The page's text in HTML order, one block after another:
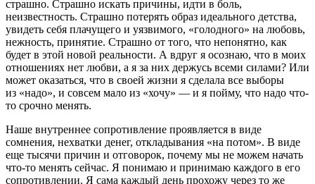
страшно. Страшно искать причины, идти в боль,
неизвестность. Страшно потерять образ идеального детства,
увидеть себя плачущего и уязвимого, «голодного» на любовь,
нежность, принятие. Страшно от того, что непонятно, как
будет в этой новой реальности. А вдруг я осознаю, что в моих
отношениях нет любви, а я за них держусь всеми силами? Или
может оказаться, что в своей жизни я сделала все выборы
из «надо», и совсем мало из «хочу» — и я пойму, что надо что-
то срочно менять.
Наше внутреннее сопротивление проявляется в виде
сомнения, нехватки денег, откладывания «на потом». В виде
еще тысячи причин и отговорок, почему мы не можем начать
что-то менять сейчас. Я понимаю и принимаю каждого в его
сопротивлении. Я сама каждый день прохожу через то же